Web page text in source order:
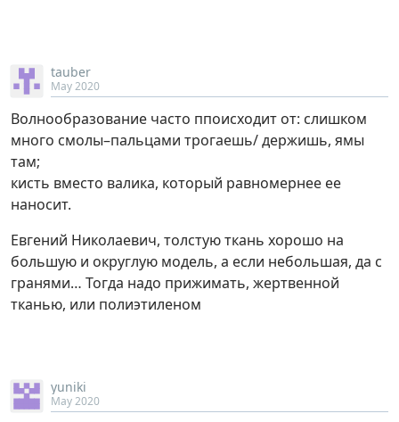
tauber
May 2020
Волнообразование часто ппоисходит от: слишком
много смолы–пальцами трогаешь/ держишь, ямы
там;
кисть вместо валика, который равномернее ее
наносит.
Евгений Николаевич, толстую ткань хорошо на
большую и округлую модель, а если небольшая, да с
гранями… Тогда надо прижимать, жертвенной
тканью, или полиэтиленом
yuniki
May 2020